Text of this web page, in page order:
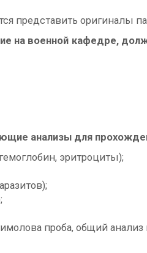
представить оригиналы
на военной кафедре,
анализы для
эритроциты);
проба, общий анализ